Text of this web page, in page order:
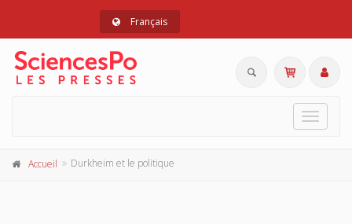
Français
Toggle
Accueil Durkheim et le politique